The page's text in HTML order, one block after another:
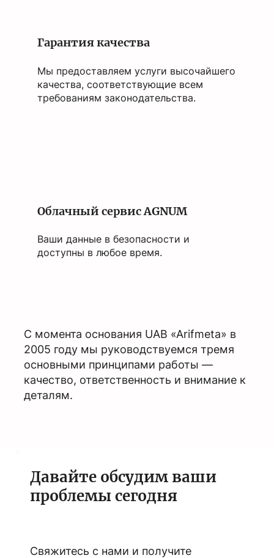
Гарантия качества
Мы предоставляем услуги высочайшего
качества, соответствующие всем
требованиям законодательства.
Облачный сервис AGNUM
Ваши данные в безопасности и
доступны в любое время.
С момента основания UAB «Arifmeta» в
2005 году мы руководствуемся тремя
основными принципами работы —
качество, ответственность и внимание к
деталям.
Давайте обсудим ваши
проблемы сегодня
Свяжитесь с нами и получите